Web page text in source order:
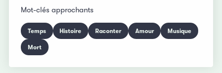
Mot-clés approchants
Temps Histoire Raconter Amour Musique
Mort